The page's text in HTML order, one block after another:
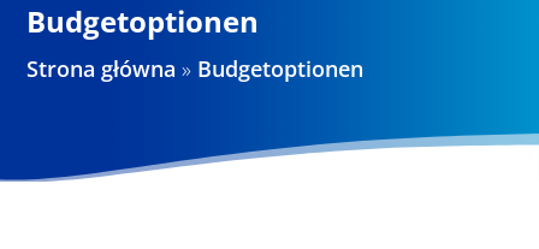
Projekty
Budgetoptionen
Strona główna » Budgetoptionen